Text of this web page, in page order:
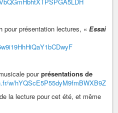
pour présentation lectures, « Essai
pourprésentations de
w/hYQScE5P55dyM9fmBWXB9Z
la lecture pour cet été, et même